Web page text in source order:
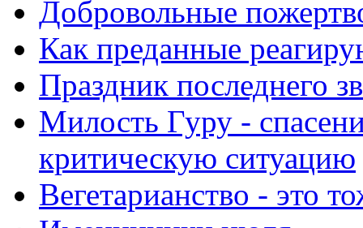
Добровольные
Как преданные
Праздник последнего
Милость Гуру -
критическую ситуацию
Вегетарианство - это